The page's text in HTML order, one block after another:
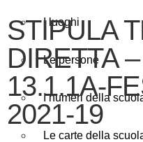
I luoghi
Le persone
I numeri della
Le carte della
STIPULA
DIRETTA
13.1.1A-
2021-19